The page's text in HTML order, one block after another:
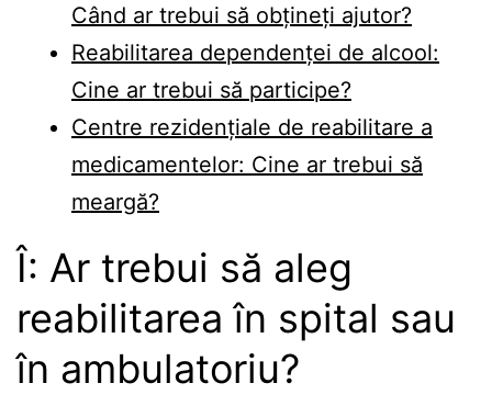
Când ar trebui să obțineți ajutor?
Reabilitarea dependenței de alcool:
Cine ar trebui să participe?
Centre rezidențiale de reabilitare a
medicamentelor: Cine ar trebui să
meargă?
Î: Ar trebui să aleg
reabilitarea în spital sau
în ambulatoriu?